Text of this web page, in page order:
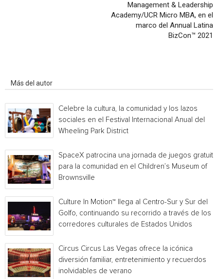
Management & Leadership
Academy/UCR Micro MBA, en el
marco del Annual Latina
BizCon™ 2021
Más del autor
Celebre la cultura, la comunidad y los lazos
sociales en el Festival Internacional Anual del
Wheeling Park District
SpaceX patrocina una jornada de juegos gratuita
para la comunidad en el Children’s Museum of
Brownsville
Culture In Motion™ llega al Centro-Sur y Sur del
Golfo, continuando su recorrido a través de los
corredores culturales de Estados Unidos
Circus Circus Las Vegas ofrece la icónica
diversión familiar, entretenimiento y recuerdos
inolvidables de verano